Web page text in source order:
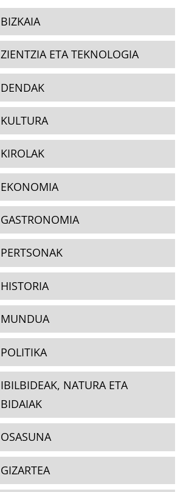
BIZKAIA
ZIENTZIA ETA TEKNOLOGIA
DENDAK
KULTURA
KIROLAK
EKONOMIA
GASTRONOMIA
PERTSONAK
HISTORIA
MUNDUA
POLITIKA
IBILBIDEAK, NATURA ETA
BIDAIAK
OSASUNA
GIZARTEA